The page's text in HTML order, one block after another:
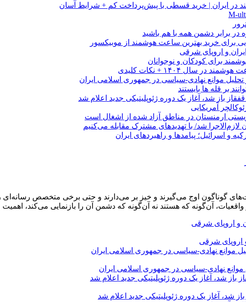
ایران | خرید قسطی با پیش‌پرداخت کم + شرایط آسان
و اروپای شرقی
برای کودکان و نوجوانان
سال ۱۴۰۴ + نکات کلیدی
موانع نهادی-سیاسی در جمهوری اسلامی ایران
بر قله ها بایستند
باز شد، آغاز یک دوره ژئوپلیتیکی جدید اعلام شد
آمریکایی
ارمنستان در مناطق آزاد شده از اشغال است
لازم‌الاجرا شد/ با تهدیدهای مشترک مقابله می‌کنیم
و اسرائیل؛ پیامدها و راهبردهای ایران
گوناگون اوج می‌گیرند و خیز بر می‌دارند و حتی برخی متخصص
آن‌گونه که هستند نه آن‌گونه که دشمن آن را بازنمایی می‌کند،
اروپای شرقی
موانع نهادی-سیاسی در جمهوری اسلامی ایران
شد، آغاز یک دوره ژئوپلیتیکی جدید اعلام شد